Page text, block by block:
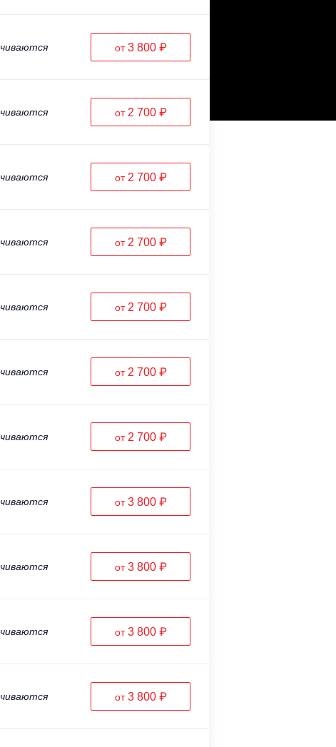
от3 800 ₽
от 2 700 ₽
от 2 700 ₽
от 2 700 ₽
от 2 700 ₽
от 2 700 ₽
от 2 700 ₽
от3 800 ₽
от3 800 ₽
от3 800 ₽
от3 800 ₽